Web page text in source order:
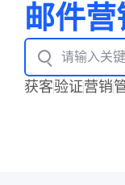
邮件
获客验证营销